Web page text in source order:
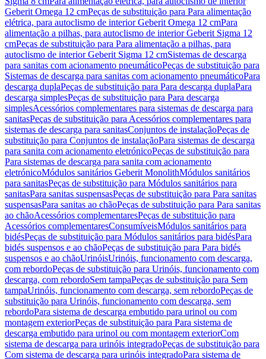
Geberit Omega 12 cmPeças de substituição para Para alimentação
elétrica, para autoclismo de interior Geberit Omega 12 cmPara
alimentação a pilhas, para autoclismo de interior Geberit Sigma 12
cmPeças de substituição para Para alimentação a pilhas, para
autoclismo de interior Geberit Sigma 12 cmSistemas de descarga
para sanitas com acionamento pneumáticoPeças de substituição para
Sistemas de descarga para sanitas com acionamento pneumáticoPara
descarga duplaPeças de substituição para Para descarga duplaPara
descarga simplesPeças de substituição para Para descarga
simplesAcessórios complementares para sistemas de descarga para
sanitasPeças de substituição para Acessórios complementares para
sistemas de descarga para sanitasConjuntos de instalaçãoPeças de
substituição para Conjuntos de instalaçãoPara sistemas de descarga
para sanita com acionamento eletrónicoPeças de substituição para
Para sistemas de descarga para sanita com acionamento
eletrónicoMódulos sanitários Geberit MonolithMódulos sanitários
para sanitasPeças de substituição para Módulos sanitários para
sanitasPara sanitas suspensasPeças de substituição para Para sanitas
suspensasPara sanitas ao chãoPeças de substituição para Para sanitas
ao chãoAcessórios complementaresPeças de substituição para
Acessórios complementaresConsumíveisMódulos sanitários para
bidésPeças de substituição para Módulos sanitários para bidésPara
bidés suspensos e ao chãoPeças de substituição para Para bidés
suspensos e ao chãoUrinóisUrinóis, funcionamento com descarga,
com rebordoPeças de substituição para Urinóis, funcionamento com
descarga, com rebordoSem tampaPeças de substituição para Sem
tampaUrinóis, funcionamento com descarga, sem rebordoPeças de
substituição para Urinóis, funcionamento com descarga, sem
rebordoPara sistema de descarga embutido para urinol ou com
montagem exteriorPeças de substituição para Para sistema de
descarga embutido para urinol ou com montagem exteriorCom
sistema de descarga para urinóis integradoPeças de substituição para
Com sistema de descarga para urinóis integradoPara sistema de